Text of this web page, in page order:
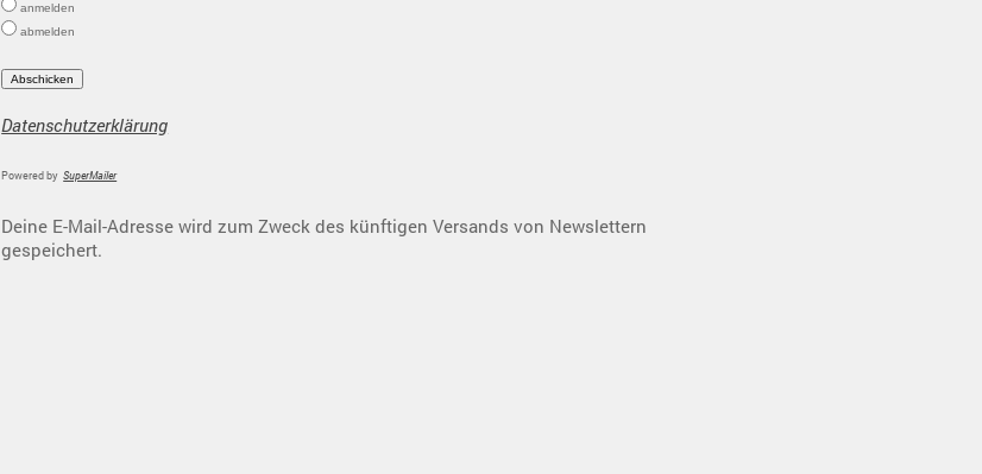
anmelden
abmelden
Datenschutzerklärung
Powered bySuperMailer
Deine E-Mail-Adresse wird zum Zweck des künftigen Versands von Newslettern
gespeichert.